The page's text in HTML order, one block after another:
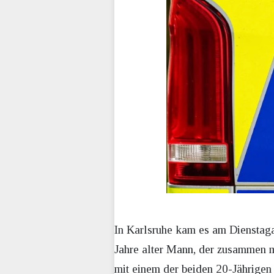
In Karlsruhe kam es am
Jahre alter Mann, der zusammen
mit einem der beiden 20-